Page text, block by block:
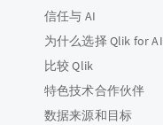
信任与 AI
为什么选择 Qlik for AI
比较 Qlik
特色技术合作伙伴
数据来源和目标